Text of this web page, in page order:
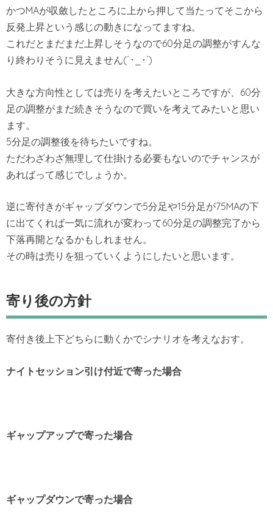
かつMAが収斂したところに上から押して当たってそこから
反発上昇という感じの動きになってますね。
これだとまだまだ上昇しそうなので60分足の調整がすんな
り終わりそうに見えません(´･_･`)
大きな方向性としては売りを考えたいところですが、60分
足の調整がまだ続きそうなので買いを考えてみたいと思い
ます。
5分足の調整後を待ちたいですね。
ただわざわざ無理して仕掛ける必要もないのでチャンスが
あればって感じでしょうか。
逆に寄付きがギャップダウンで5分足や15分足が75MAの下
に出てくれば一気に流れが変わって60分足の調整完了から
下落再開となるかもしれません。
その時は売りを狙っていくようにしたいと思います。
寄り後の方針
寄付き後上下どちらに動くかでシナリオを考えなおす。
ナイトセッション引け付近で寄った場合
ギャップアップで寄った場合
ギャップダウンで寄った場合